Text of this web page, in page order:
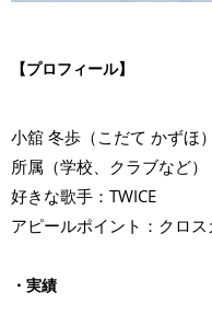
【プロフィール】
小舘 冬歩（こだて かずほ）
所属（学校、クラブなど
好きな歌手：TWICE
アピールポイント：クロ
・実績